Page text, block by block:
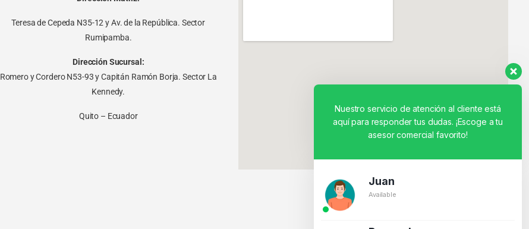
Teresa de Cepeda N35-12 y Av. de la República. Sector
Rumipamba.
Dirección Sucursal:
Romero y Cordero N53-93 y Capitán Ramón Borja. Sector La
Kennedy.
Quito – Ecuador
Nuestro servicio de atención al cliente está
aquí para responder tus dudas. ¡Escoge a tu
asesor comercial favorito!
Juan
Available